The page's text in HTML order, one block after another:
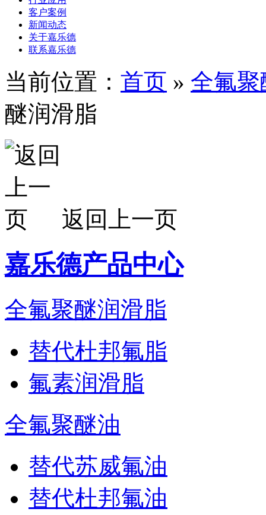
客户案例
新闻动态
关于嘉乐德
联系嘉乐德
当前位置： 首页 » 全氟
醚润滑脂
返回上一页
嘉乐德产品中心
全氟聚醚润滑脂
替代杜邦氟脂
氟素润滑脂
全氟聚醚油
替代苏威氟油
替代杜邦氟油